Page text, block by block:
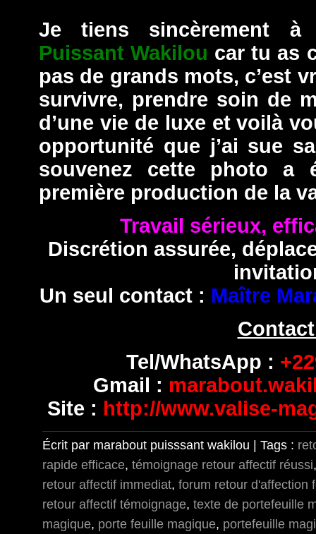
Je tiens sincèrement
Puissant Wakilou car tu as
pas de grands mots, c’est
survivre, prendre soin de
d’une vie de luxe et voilà
opportunité que j’ai sue
souvenez cette photo
première production de la
Travail sérieux,
Discrétion assurée,
Un seul contact : Maître
Tel/WhatsApp :
Gmail :
Site : http://www.valise-
Écrit par marabout puisssant wakilou | Tags :
rapide efficace, témoignage retour affectif réussi
retour affectif immediat, forum retour d'affection
retour affectif témoignage, texte de portefeuille
magique, porte feuille magique, portefeuille